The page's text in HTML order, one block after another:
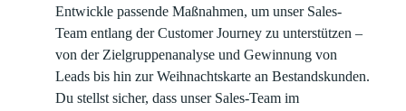
Entwickle passende Maßnahmen, um unser Sales-
Team entlang der Customer Journey zu unterstützen –
von der Zielgruppenanalyse und Gewinnung von
Leads bis hin zur Weihnachtskarte an Bestandskunden.
Du stellst sicher, dass unser Sales-Team im